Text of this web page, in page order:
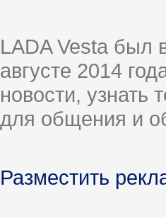
LADA Vesta был
августе 2014
новости, узнать
для общения и
Разместить